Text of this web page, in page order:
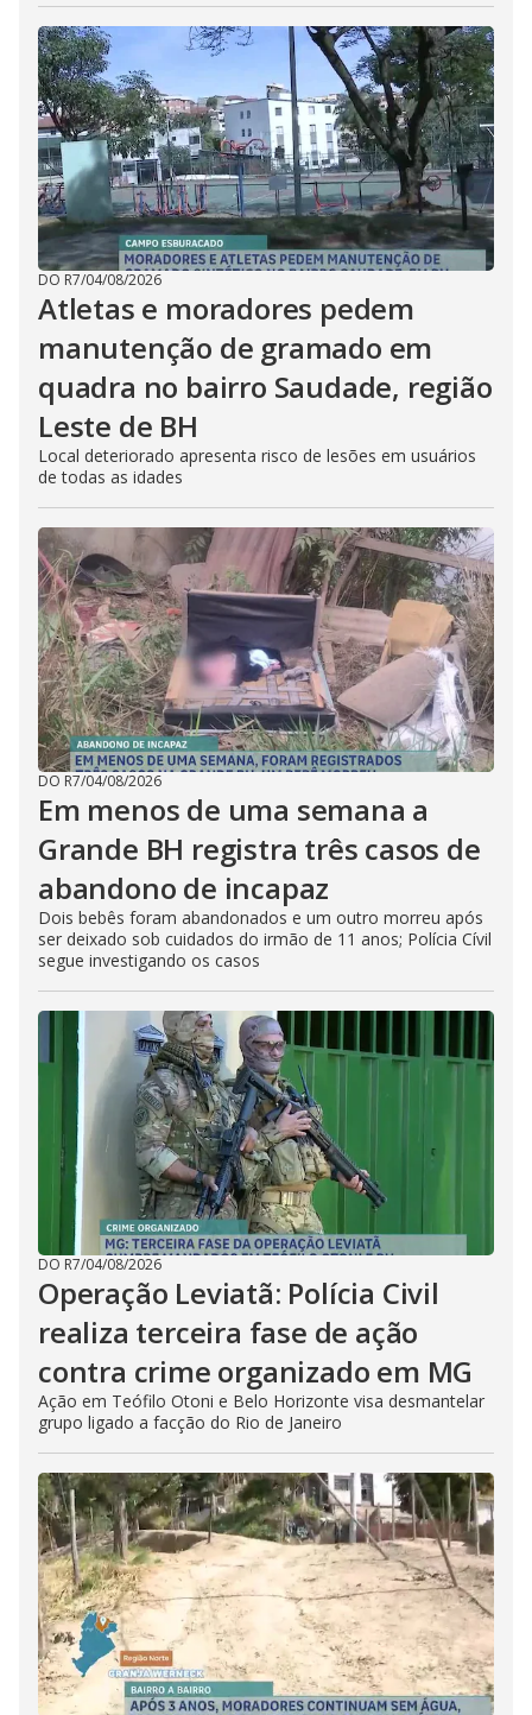
DO R7/04/08/2026
Atletas e moradores pedem
manutenção de gramado em
quadra no bairro Saudade, região
Leste de BH
Local deteriorado apresenta risco de lesões em usuários
de todas as idades
DO R7/04/08/2026
Em menos de uma semana a
Grande BH registra três casos de
abandono de incapaz
Dois bebês foram abandonados e um outro morreu após
ser deixado sob cuidados do irmão de 11 anos; Polícia Cívil
segue investigando os casos
DO R7/04/08/2026
Operação Leviatã: Polícia Civil
realiza terceira fase de ação
contra crime organizado em MG
Ação em Teófilo Otoni e Belo Horizonte visa desmantelar
grupo ligado a facção do Rio de Janeiro